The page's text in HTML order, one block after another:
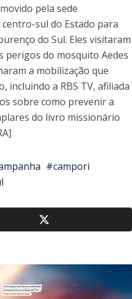
pela sede
sul do Estado para
do Sul. Eles visitaram
perigos do mosquito Aedes
a mobilização que
incluindo a RBS TV, afiliada
sobre como prevenir a
do livro missionário
campori